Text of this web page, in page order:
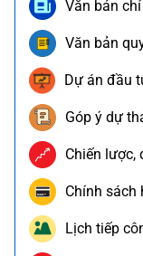
Văn bản
Văn bản
Dự án đầu
Góp ý dự
Chiến lược,
Chính sách
Lịch tiếp